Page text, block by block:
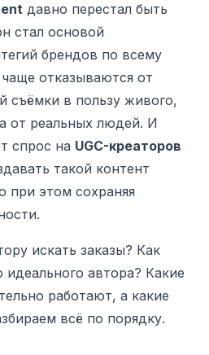
давно перестал быть
стал основой
брендов по всему
отказываются от
съёмки в пользу живого,
от реальных людей. И
спрос на UGC-креаторов
такой контент
при этом сохраняя
искать заказы? Как
идеального автора? Какие
работают, а какие
всё по порядку.